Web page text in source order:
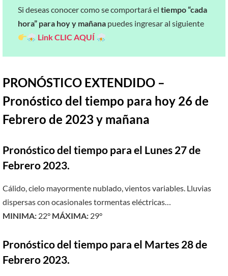
Si deseas conocer como se comportará el tiempo “cada
hora” para hoy y mañana puedes ingresar al siguiente
LinkCLIC AQUÍ
PRONÓSTICO EXTENDIDO –
Pronóstico del tiempo para hoy 26 de
Febrero de 2023 y mañana
Pronóstico del tiempo para el Lunes 27 de
Febrero 2023.
Cálido, cielo mayormente nublado, vientos variables. Lluvias
dispersas con ocasionales tormentas eléctricas…
MINIMA: 22° MÁXIMA: 29°
Pronóstico del tiempo para el Martes 28 de
Febrero 2023.